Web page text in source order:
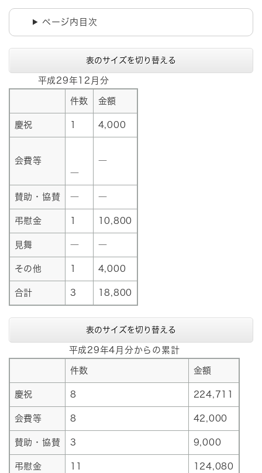
ページ内目次
表のサイズを切り替える
平成29年12月分
件数 金額
慶祝 1 4,000
会費等
―
―
賛助・協賛 ― ―
弔慰金 1 10,800
見舞 ― ―
その他 1 4,000
合計 3 18,800
表のサイズを切り替える
平成29年4月分からの累計
件数 金額
慶祝 8 224,711
会費等 8 42,000
賛助・協賛 3 9,000
弔慰金 11 124,080